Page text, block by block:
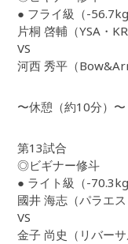
● フライ級（-56.7kg
片桐 啓輔（YSA・
VS
河西 秀平（
〜休憩（約10分）〜
第13試合
◎ビギナー修斗
● ライト級（-70.3kg
國井 海志（パラエス
VS
金子 尚史（リバー